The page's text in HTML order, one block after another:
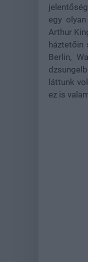
egy
Arthur
háztetőin
Berlin,
láttunk
ez is